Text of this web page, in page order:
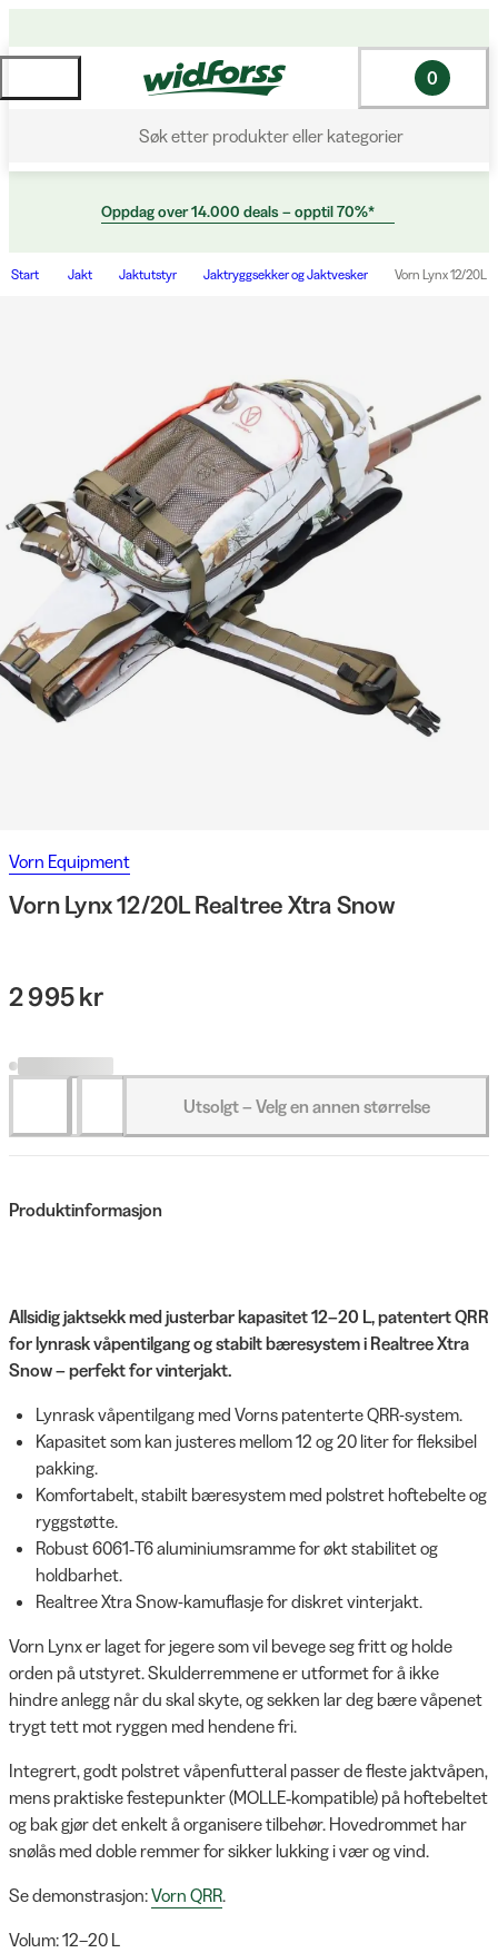
Søk etter produkter eller kategorier
0
Oppdag over 14.000 deals – opptil 70%*
Start Jakt Jaktutstyr Jaktryggsekker og Jaktvesker Vorn Lynx 12/20L
Vorn Equipment
Vorn Lynx 12/20L Realtree Xtra Snow
2 995 kr
Utsolgt – Velg en annen størrelse
Produktinformasjon
Allsidig jaktsekk med justerbar kapasitet 12–20 L, patentert QRR
for lynrask våpentilgang og stabilt bæresystem i Realtree Xtra
Snow – perfekt for vinterjakt.
Lynrask våpentilgang med Vorns patenterte QRR-system.
Kapasitet som kan justeres mellom 12 og 20 liter for fleksibel
pakking.
Komfortabelt, stabilt bæresystem med polstret hoftebelte og
ryggstøtte.
Robust 6061‑T6 aluminiumsramme for økt stabilitet og
holdbarhet.
Realtree Xtra Snow-kamuflasje for diskret vinterjakt.
Vorn Lynx er laget for jegere som vil bevege seg fritt og holde
orden på utstyret. Skulderremmene er utformet for å ikke
hindre anlegg når du skal skyte, og sekken lar deg bære våpenet
trygt tett mot ryggen med hendene fri.
Integrert, godt polstret våpenfutteral passer de fleste jaktvåpen,
mens praktiske festepunkter (MOLLE‑kompatible) på hoftebeltet
og bak gjør det enkelt å organisere tilbehør. Hovedrommet har
snølås med doble remmer for sikker lukking i vær og vind.
Se demonstrasjon:Vorn QRR.
Volum: 12–20 L